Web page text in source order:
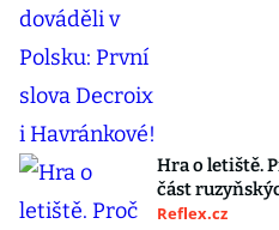
Hra o letiště.
část
Reflex.cz